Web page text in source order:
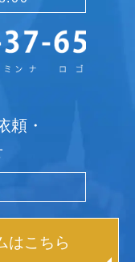
頼・
はこちら